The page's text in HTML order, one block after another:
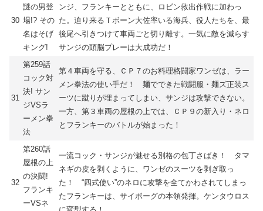
30
謎の男登
場!? その
名はそげ
キング!
ンジ、フランキーとともに、ロビン救出作戦に加わっ
た。迫り来るＴボーン大佐率いる海兵、役人たちを、最
後尾へ引きつけて車両ごと切り離す。一気に敵を減らす
サンジの頭脳プレーは大成功だ！
31
第259話
コック対
決! サン
ジVSラ
ーメン拳
法
第４車両を守る、ＣＰ７のお料理格闘家ワンゼは、ラー
メン拳法の使い手だ！ 麺でできた戦闘服・麺ズ正装ス
ーツに蹴りが埋まってしまい、サンジは攻撃できない。
一方、第３車両の屋根の上では、ＣＰ９の新入り・ネロ
とフランキーのバトルが始まった！
32
第260話
屋根の上
の決闘!
フランキ
ーVSネ
一流コック・サンジが魅せる別格の包丁さばき！ タマ
ネギの皮を剥くように、ワンゼのスーツを剥ぎ取っ
た！ “四式使い”のネロに攻撃を全てかわされてしまっ
たフランキーは、サイボーグの本領発揮。ケンタウロス